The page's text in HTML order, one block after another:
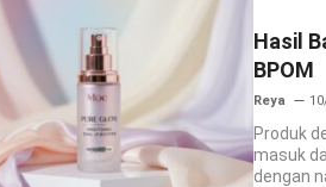
Hasil
BPOM
Reya
Produk
masuk
dengan